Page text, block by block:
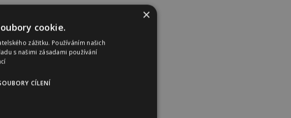
×
cookie.
zážitku. Používáním našich
s našimi zásadami používání
CÍLENÍ